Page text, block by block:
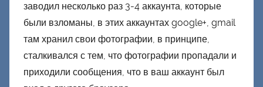
заводил несколько раз 3-4 аккаунта, которые
были взломаны, в этих аккаунтах google+, gmail
там хранил свои фотографии, в принципе,
сталкивался с тем, что фотографии пропадали и
приходили сообщения, что в ваш аккаунт был